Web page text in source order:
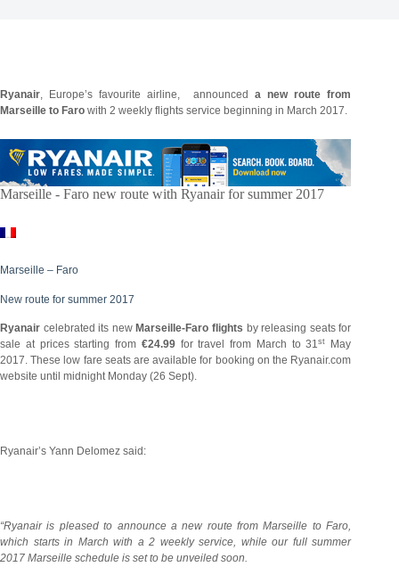
Ryanair, Europe’s favourite airline, announced a new route from
Marseille to Faro with 2 weekly flights service beginning in March 2017.
Marseille - Faro new route with Ryanair for summer 2017
Marseille – Faro
New route for summer 2017
Ryanair celebrated its new Marseille-Faro flights by releasing seats for
sale at prices starting from €24.99for travel from March to 31st
May
2017. These low fare seats are available for booking on the Ryanair.com
website until midnight Monday (26 Sept).
Ryanair’s Yann Delomez said:
“Ryanair is pleased to announce a new route from Marseille to Faro,
which starts in March with a 2 weekly service, while our full summer
2017 Marseille schedule is set to be unveiled soon.